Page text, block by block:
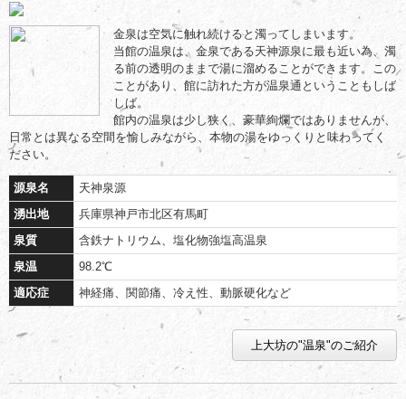
金泉は空気に触れ続けると濁ってしまいます。
当館の温泉は、金泉である天神源泉に最も近い為、濁
る前の透明のままで湯に溜めることができます。この
ことがあり、館に訪れた方が温泉通ということもしば
しば。
館内の温泉は少し狭く、豪華絢爛ではありませんが、
日常とは異なる空間を愉しみながら、本物の湯をゆっくりと味わってく
ださい。
源泉名
天神泉源
湧出地
兵庫県神戸市北区有馬町
泉質
含鉄ナトリウム、塩化物強塩高温泉
泉温
98.2℃
適応症
神経痛、関節痛、冷え性、動脈硬化など
上大坊の"温泉"のご紹介